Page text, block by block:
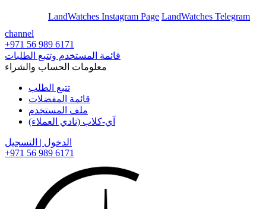
LandWatches Instagram Page LandWatches Telegram
channel
+971 56 989 6171
قائمة المستخدم وتتبع الطلبات
معلومات الحساب والشراء
تتبع الطلب
قائمة المفضلات
ملف المستخدم
آي-كلاب (نادي العملاء)
الدخول | التسجيل
+971 56 989 6171